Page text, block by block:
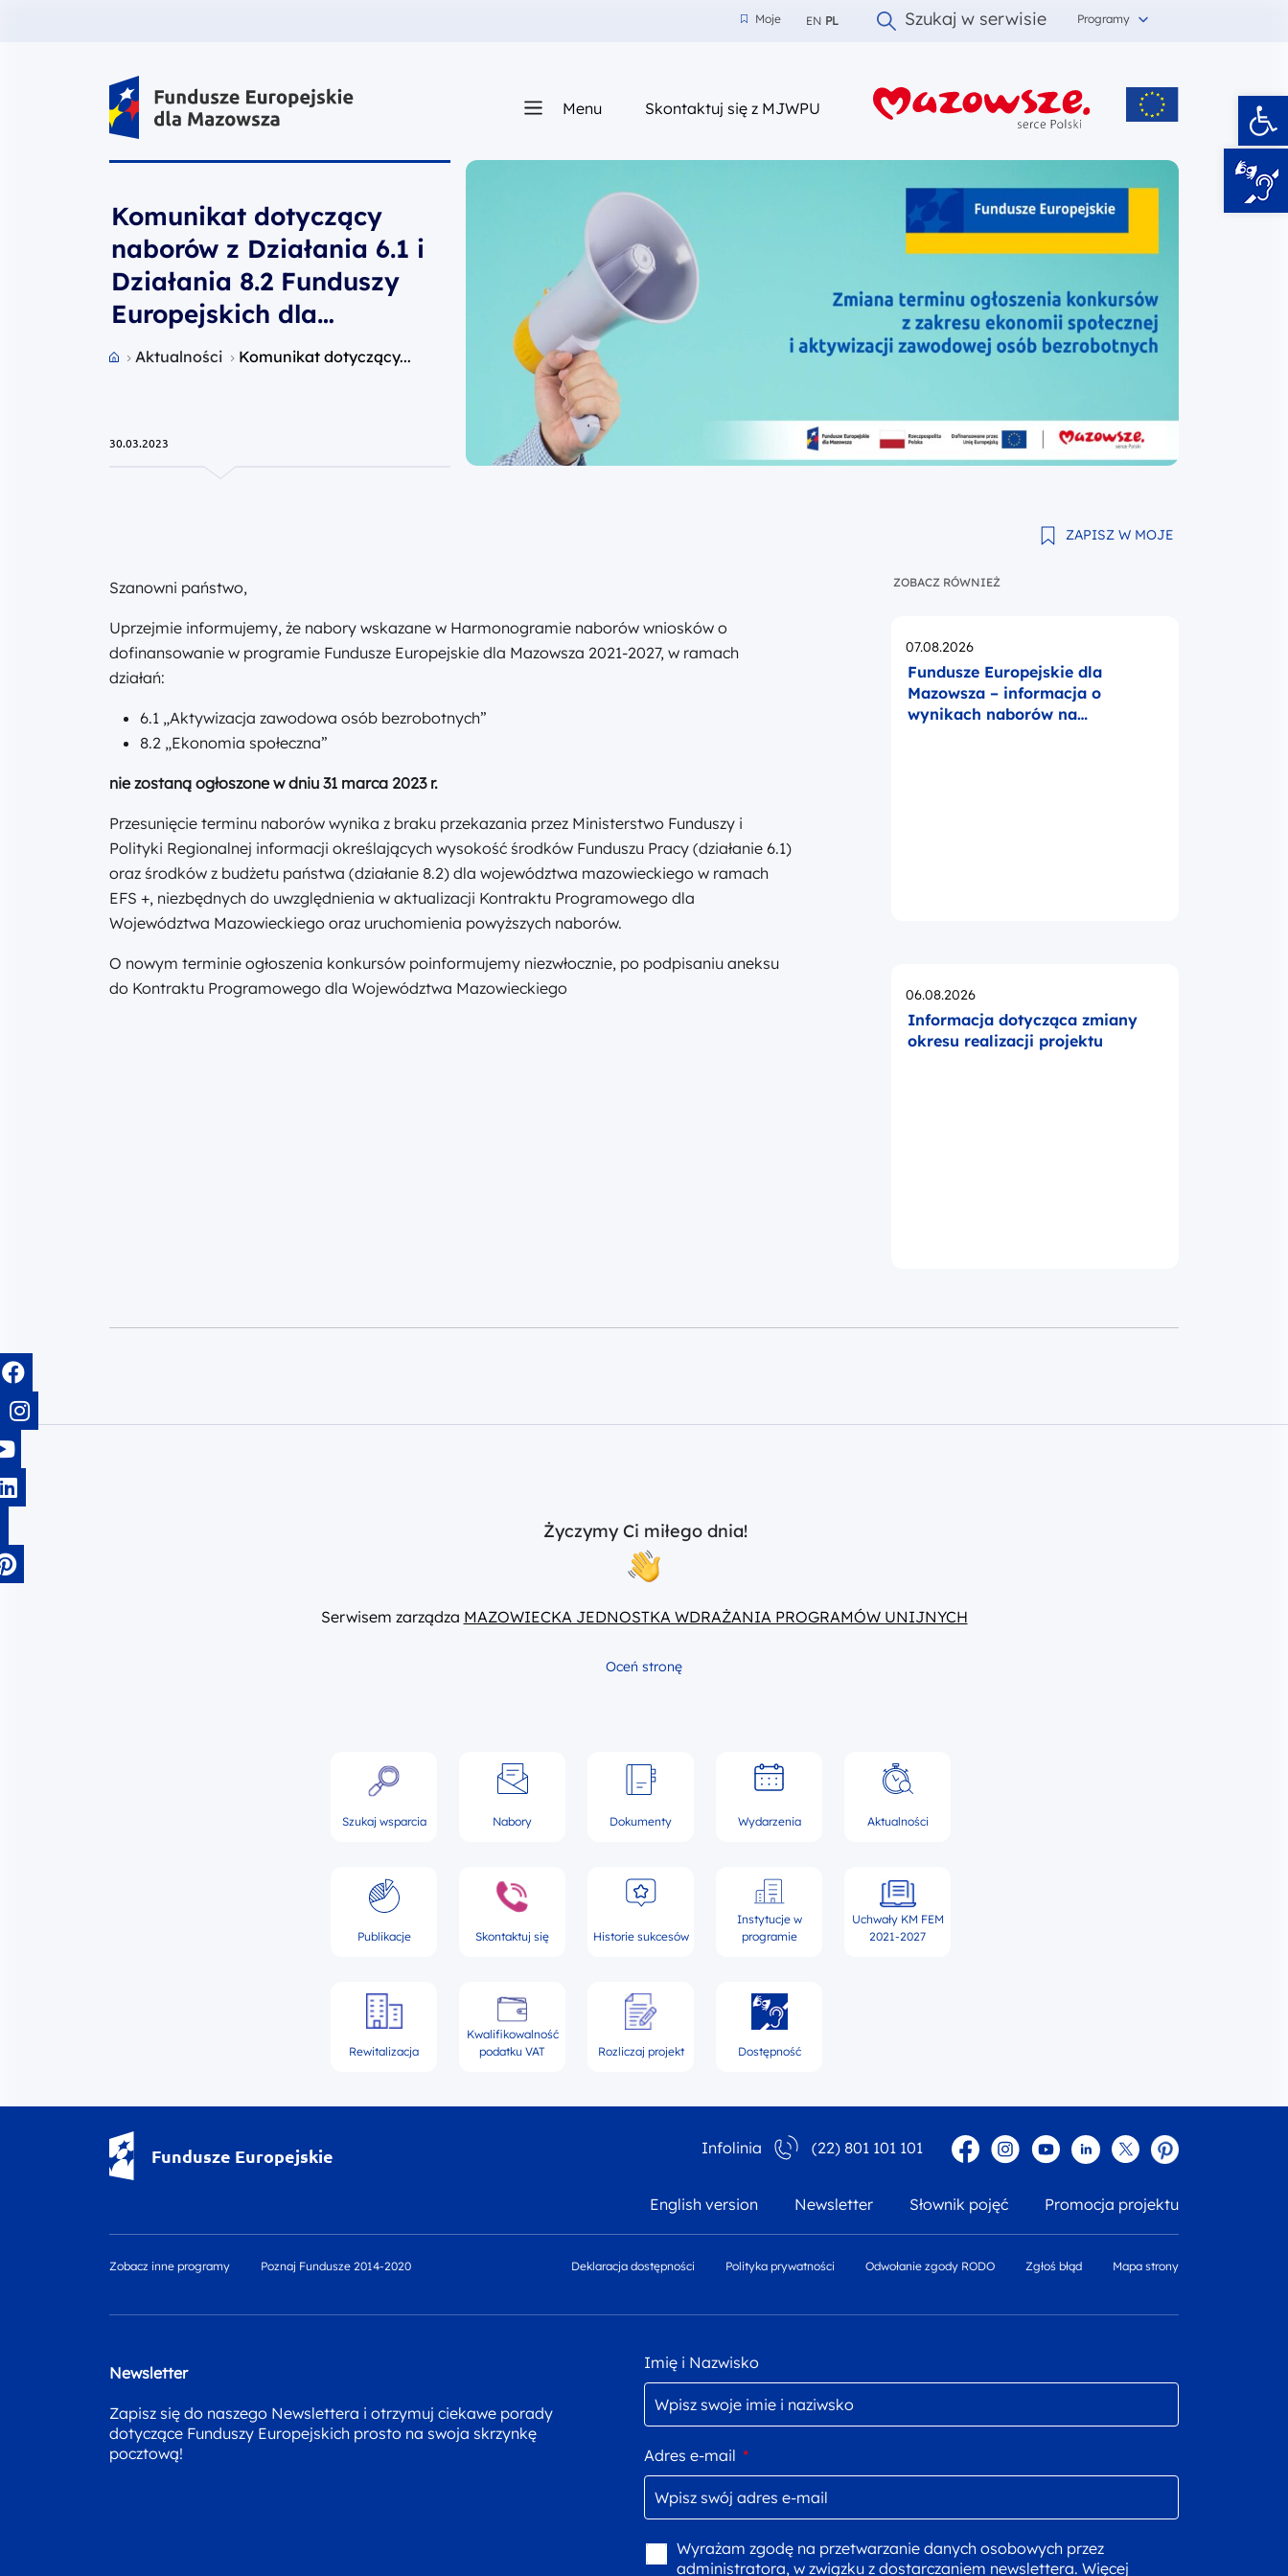
Moje
Moje EN PL Szukaj w serwisie Programy
Fundusze Europejskie dla Mazowsza Menu Skontaktuj się z MJWPUz nami
Komunikat dotyczący
naborów z Działania 6.1 i
Działania 8.2 Funduszy
Europejskich dla
Mazowsza 2021-2027
Przejdź do strony głównej portalu
Aktualności Komunikat dotyczący...
30.03.2023
ZAPISZ W MOJE
Szanowni państwo,
Uprzejmie informujemy, że nabory wskazane w Harmonogramie naborów wniosków o
dofinansowanie w programie Fundusze Europejskie dla Mazowsza 2021-2027, w ramach
działań:
6.1 „Aktywizacja zawodowa osób bezrobotnych”
8.2 „Ekonomia społeczna”
nie zostaną ogłoszone w dniu 31 marca 2023 r.
Przesunięcie terminu naborów wynika z braku przekazania przez Ministerstwo Funduszy i
Polityki Regionalnej informacji określających wysokość środków Funduszu Pracy (działanie 6.1)
oraz środków z budżetu państwa (działanie 8.2) dla województwa mazowieckiego w ramach
EFS +, niezbędnych do uwzględnienia w aktualizacji Kontraktu Programowego dla
Województwa Mazowieckiego oraz uruchomienia powyższych naborów.
O nowym terminie ogłoszenia konkursów poinformujemy niezwłocznie, po podpisaniu aneksu
do Kontraktu Programowego dla Województwa Mazowieckiego
ZOBACZ RÓWNIEŻ
Opublikowano
07.08.2026
Fundusze Europejskie dla
Mazowsza – informacja o
wynikach naborów na
Opublikowano
06.08.2026
Informacja dotycząca zmiany
okresu realizacji projektu
Życzymy Ci miłego dnia!
Serwisem zarządza MAZOWIECKA JEDNOSTKA WDRAŻANIA PROGRAMÓW UNIJNYCH
Oceń stronę
Szukaj wsparcia Nabory Dokumenty Wydarzenia Aktualności
Publikacje Skontaktuj się Historie sukcesów
Instytucje w
programie
Uchwały KM FEM
2021-2027
Rewitalizacja
Kwalifikowalność
podatku VAT
Rozliczaj projekt Dostępność
Fundusze Europejskie Infolinia (22) 801 101 101 FacebookInstagram
YouTubeLinkedin
twitterPinterest
English version Newsletter Słownik pojęć Promocja projektu
Zobacz inne programy Poznaj Fundusze 2014-2020 Deklaracja dostępności Polityka prywatności Odwołanie zgody RODO Zgłoś błąd Mapa strony
Newsletter
Zapisz się do naszego Newslettera i otrzymuj ciekawe porady
dotyczące Funduszy Europejskich prosto na swoja skrzynkę
pocztową!
Imię i Nazwisko
Adres e-mail *
Wyrażam zgodę na przetwarzanie danych osobowych przez
administratora, w związku z dostarczaniem newslettera. Więcej